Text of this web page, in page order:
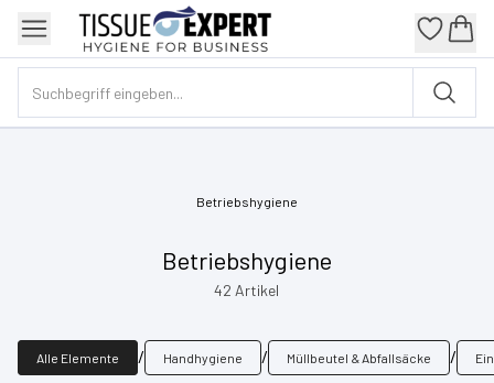
Betriebshygiene
Betriebshygiene
42 Artikel
Alle Elemente / Handhygiene / Müllbeutel & Abfallsäcke /